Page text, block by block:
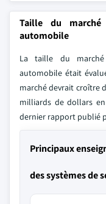
Taille du marché
automobile
La taille du
automobile était
marché devrait croître
milliards de dollars en
dernier rapport publié
Principaux
des systèmes de